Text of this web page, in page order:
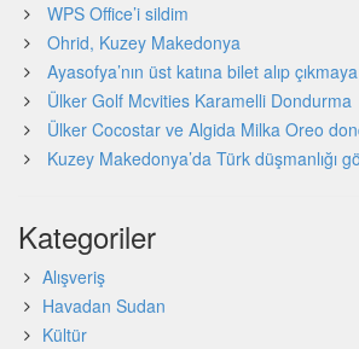
WPS Office’i sildim
Ohrid, Kuzey Makedonya
Ayasofya’nın üst katına bilet alıp
Ülker Golf Mcvities Karamelli Dondurma
Ülker Cocostar ve Algida Milka Oreo
Kuzey Makedonya’da Türk düşmanlığı
Kategoriler
Alışveriş
Havadan Sudan
Kültür